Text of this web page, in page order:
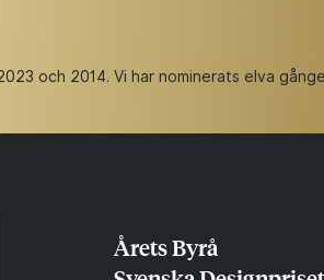
och 2014. Vi har nominerats elva
Årets Byrå